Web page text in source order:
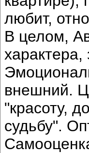
любит,
В целом,
внешний.
"красоту,
судьбу".